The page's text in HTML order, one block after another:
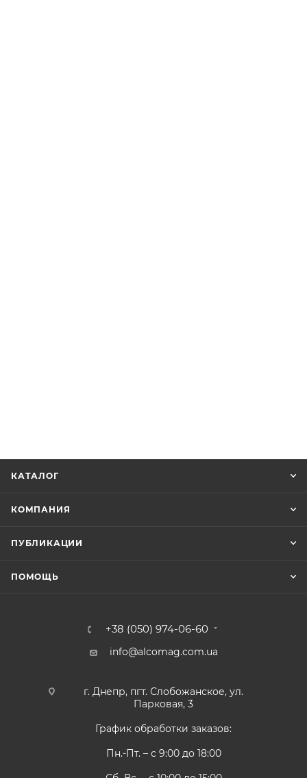
КАТАЛОГ
КОМПАНИЯ
ПУБЛИКАЦИИ
ПОМОЩЬ
+38 (050) 974-06-60
info@alcomag.com.ua
г. Днепр, пгт. Слобожанское, ул.
Парковая, 3
График обработки заказов:
Пн.-Пт. – с 9:00 до 18:00